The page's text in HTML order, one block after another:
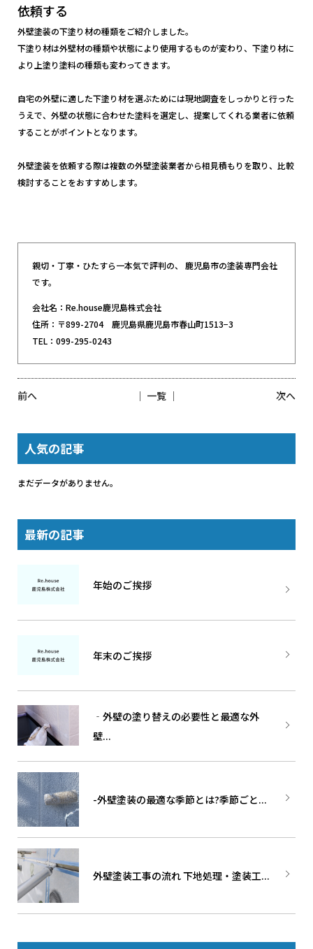
依頼する
外壁塗装の下塗り材の種類をご紹介しました。
下塗り材は外壁材の種類や状態により使用するものが変わり、下塗り材に
より上塗り塗料の種類も変わってきます。
自宅の外壁に適した下塗り材を選ぶためには現地調査をしっかりと行った
うえで、外壁の状態に合わせた塗料を選定し、提案してくれる業者に依頼
することがポイントとなります。
外壁塗装を依頼する際は複数の外壁塗装業者から相見積もりを取り、比較
検討することをおすすめします。
親切・丁寧・ひたすら一本気で評判の、 鹿児島市の塗装専門会社
です。
会社名：Re.house鹿児島株式会社
住所：〒899-2704 鹿児島県鹿児島市春山町1513−3
TEL：099-295-0243
前へ 次へ
│ 一覧 │
人気の記事
まだデータがありません。
最新の記事
年始のご挨拶
年末のご挨拶
‐外壁の塗り替えの必要性と最適な外
壁...
-外壁塗装の最適な季節とは?季節ごと...
外壁塗装工事の流れ 下地処理・塗装工...